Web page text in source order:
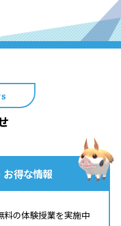
お得な情報
料の体験授業を実施中